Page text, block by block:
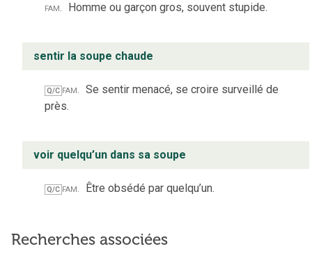
fam. Homme ou garçon gros, souvent stupide.
sentir la soupe chaude
Q/C fam. Se sentir menacé, se croire surveillé de
près.
voir quelqu’un dans sa soupe
Q/C fam. Être obsédé par quelqu’un.
Recherches associées